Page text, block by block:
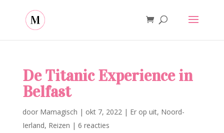
De Titanic Experience in
Belfast
door Mamagisch | okt 7, 2022| Er op uit, Noord-
Ierland, Reizen | 6 reacties